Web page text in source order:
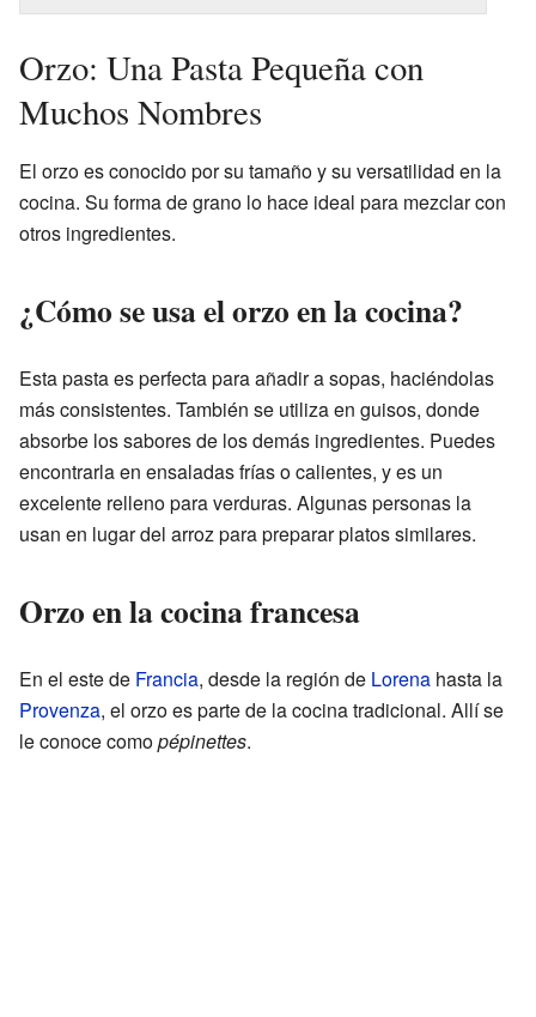
Orzo: Una Pasta Pequeña con
Muchos Nombres
El orzo es conocido por su tamaño y su versatilidad en la
cocina. Su forma de grano lo hace ideal para mezclar con
otros ingredientes.
¿Cómo se usa el orzo en la cocina?
Esta pasta es perfecta para añadir a sopas, haciéndolas
más consistentes. También se utiliza en guisos, donde
absorbe los sabores de los demás ingredientes. Puedes
encontrarla en ensaladas frías o calientes, y es un
excelente relleno para verduras. Algunas personas la
usan en lugar del arroz para preparar platos similares.
Orzo en la cocina francesa
En el este de Francia, desde la región de Lorena hasta la
Provenza, el orzo es parte de la cocina tradicional. Allí se
le conoce comopépinettes.